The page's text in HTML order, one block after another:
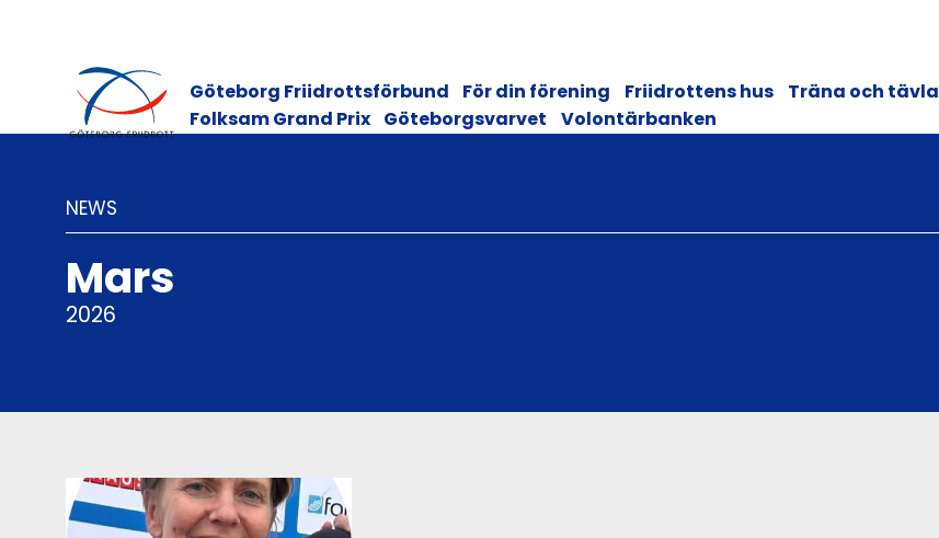
Göteborg Friidrottsförbund För din förening Friidrottens hus Träna och tävla
Folksam Grand Prix Göteborgsvarvet Volontärbanken
NEWS
Mars
2026